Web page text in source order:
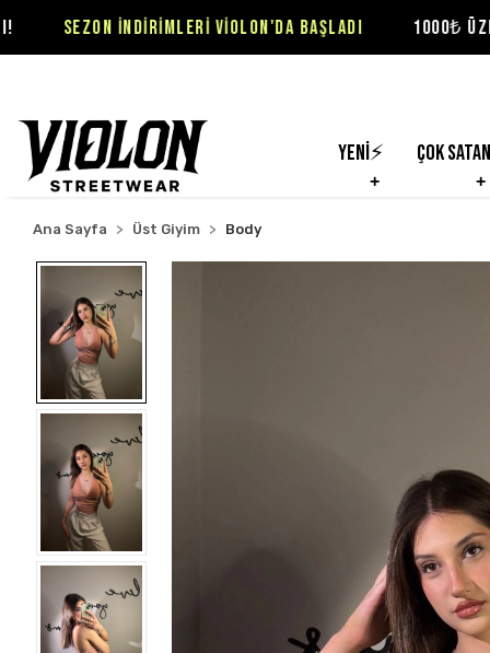
İNDİRİMLERİ VİOLON'DA BAŞLADI 1000₺ ÜZERİ
Yeni⚡ Çok
Ana Sayfa Üst Giyim Body